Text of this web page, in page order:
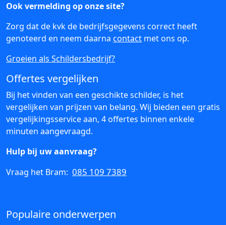
Ook vermelding op onze site?
Zorg dat de kvk de bedrijfsgegevens correct heeft
genoteerd en neem daarna contact met ons op.
Groeien als Schildersbedrijf?
Offertes vergelijken
Bij het vinden van een geschikte schilder, is het
vergelijken van prijzen van belang. Wij bieden een gratis
vergelijkingsservice aan, 4 offertes binnen enkele
minuten aangevraagd.
Hulp bij uw aanvraag?
Vraag het Bram: 085 109 7389
Populaire onderwerpen